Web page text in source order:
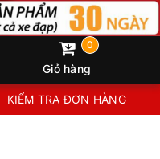
0
Giỏ hàng
KIỂM TRA ĐƠN HÀNG